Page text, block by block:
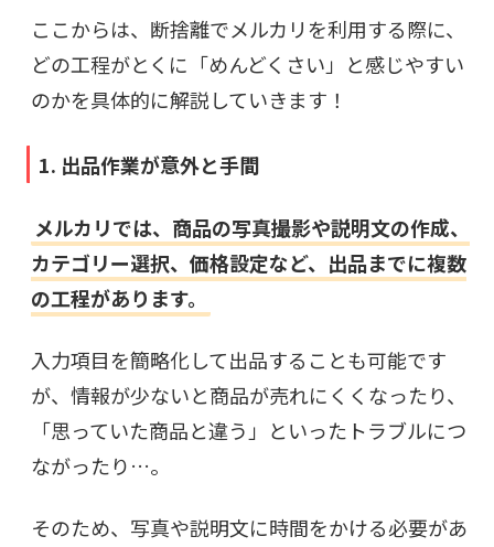
ここからは、断捨離でメルカリを利用する際に、
どの工程がとくに「めんどくさい」と感じやすい
のかを具体的に解説していきます！
1. 出品作業が意外と手間
メルカリでは、商品の写真撮影や説明文の作成、
カテゴリー選択、価格設定など、出品までに複数
の工程があります。
入力項目を簡略化して出品することも可能です
が、情報が少ないと商品が売れにくくなったり、
「思っていた商品と違う」といったトラブルにつ
ながったり…。
そのため、写真や説明文に時間をかける必要があ